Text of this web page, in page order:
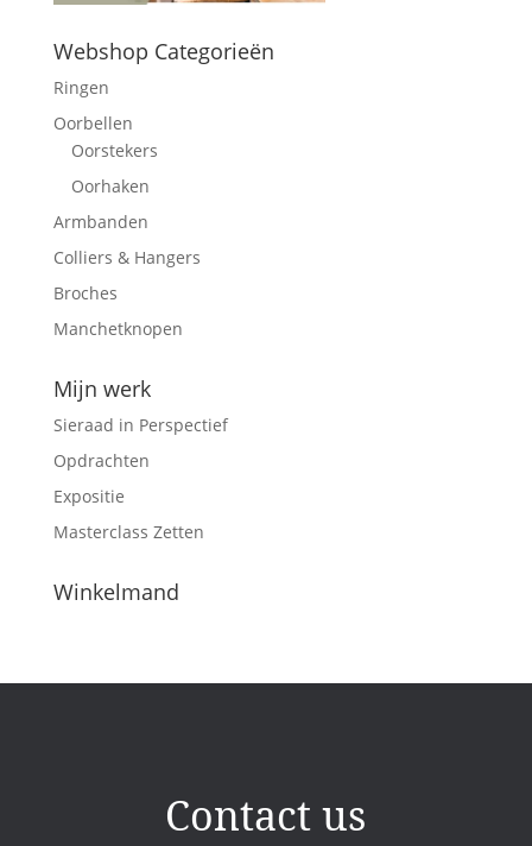
Webshop Categorieën
Ringen
Oorbellen
Oorstekers
Oorhaken
Armbanden
Colliers & Hangers
Broches
Manchetknopen
Mijn werk
Sieraad in Perspectief
Opdrachten
Expositie
Masterclass Zetten
Winkelmand
Contact us